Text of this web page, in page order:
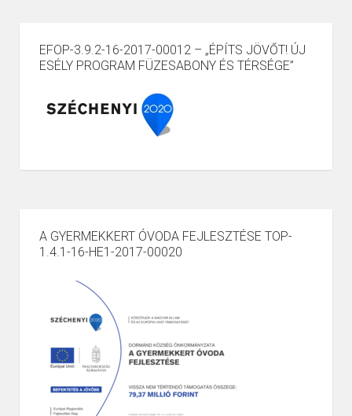
EFOP-3.9.2-16-2017-00012 – „ÉPÍTS JÖVŐT! ÚJ
ESÉLY PROGRAM FÜZESABONY ÉS TÉRSÉGE”
A GYERMEKKERT ÓVODA FEJLESZTÉSE TOP-
1.4.1-16-HE1-2017-00020